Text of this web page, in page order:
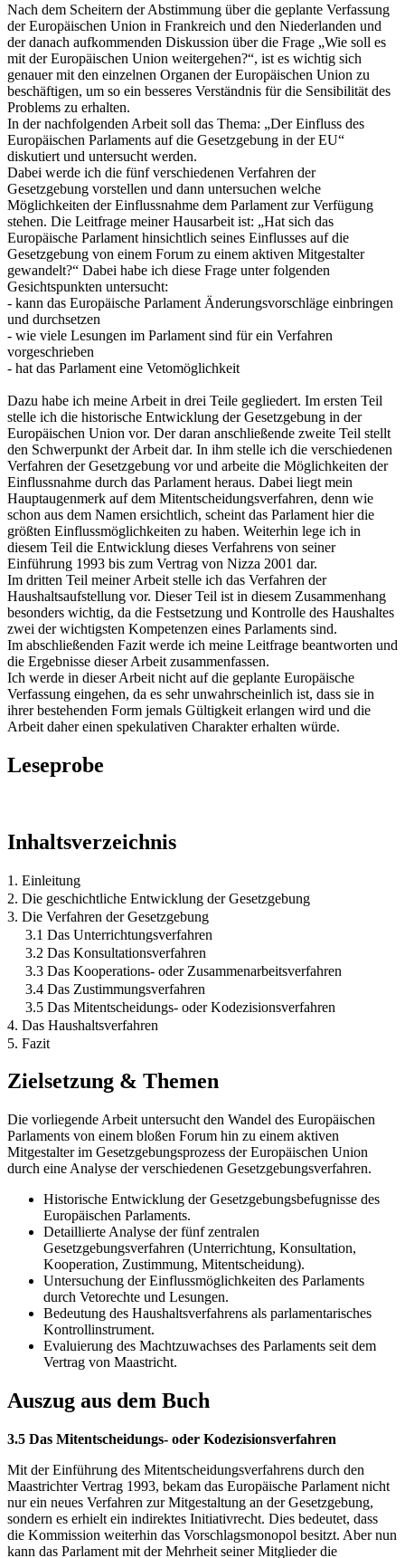
Nach dem Scheitern der Abstimmung über die geplante Verfassung
der Europäischen Union in Frankreich und den Niederlanden und
der danach aufkommenden Diskussion über die Frage „Wie soll es
mit der Europäischen Union weitergehen?“, ist es wichtig sich
genauer mit den einzelnen Organen der Europäischen Union zu
beschäftigen, um so ein besseres Verständnis für die Sensibilität des
Problems zu erhalten.
In der nachfolgenden Arbeit soll das Thema: „Der Einfluss des
Europäischen Parlaments auf die Gesetzgebung in der EU“
diskutiert und untersucht werden.
Dabei werde ich die fünf verschiedenen Verfahren der
Gesetzgebung vorstellen und dann untersuchen welche
Möglichkeiten der Einflussnahme dem Parlament zur Verfügung
stehen. Die Leitfrage meiner Hausarbeit ist: „Hat sich das
Europäische Parlament hinsichtlich seines Einflusses auf die
Gesetzgebung von einem Forum zu einem aktiven Mitgestalter
gewandelt?“ Dabei habe ich diese Frage unter folgenden
Gesichtspunkten untersucht:
- kann das Europäische Parlament Änderungsvorschläge einbringen
und durchsetzen
- wie viele Lesungen im Parlament sind für ein Verfahren
vorgeschrieben
- hat das Parlament eine Vetomöglichkeit
Dazu habe ich meine Arbeit in drei Teile gegliedert. Im ersten Teil
stelle ich die historische Entwicklung der Gesetzgebung in der
Europäischen Union vor. Der daran anschließende zweite Teil stellt
den Schwerpunkt der Arbeit dar. In ihm stelle ich die verschiedenen
Verfahren der Gesetzgebung vor und arbeite die Möglichkeiten der
Einflussnahme durch das Parlament heraus. Dabei liegt mein
Hauptaugenmerk auf dem Mitentscheidungsverfahren, denn wie
schon aus dem Namen ersichtlich, scheint das Parlament hier die
größten Einflussmöglichkeiten zu haben. Weiterhin lege ich in
diesem Teil die Entwicklung dieses Verfahrens von seiner
Einführung 1993 bis zum Vertrag von Nizza 2001 dar.
Im dritten Teil meiner Arbeit stelle ich das Verfahren der
Haushaltsaufstellung vor. Dieser Teil ist in diesem Zusammenhang
besonders wichtig, da die Festsetzung und Kontrolle des Haushaltes
zwei der wichtigsten Kompetenzen eines Parlaments sind.
Im abschließenden Fazit werde ich meine Leitfrage beantworten und
die Ergebnisse dieser Arbeit zusammenfassen.
Ich werde in dieser Arbeit nicht auf die geplante Europäische
Verfassung eingehen, da es sehr unwahrscheinlich ist, dass sie in
ihrer bestehenden Form jemals Gültigkeit erlangen wird und die
Arbeit daher einen spekulativen Charakter erhalten würde.
Leseprobe
Inhaltsverzeichnis
1. Einleitung
2. Die geschichtliche Entwicklung der Gesetzgebung
3. Die Verfahren der Gesetzgebung
3.1 Das Unterrichtungsverfahren
3.2 Das Konsultationsverfahren
3.3 Das Kooperations- oder Zusammenarbeitsverfahren
3.4 Das Zustimmungsverfahren
3.5 Das Mitentscheidungs- oder Kodezisionsverfahren
4. Das Haushaltsverfahren
5. Fazit
Zielsetzung & Themen
Die vorliegende Arbeit untersucht den Wandel des Europäischen
Parlaments von einem bloßen Forum hin zu einem aktiven
Mitgestalter im Gesetzgebungsprozess der Europäischen Union
durch eine Analyse der verschiedenen Gesetzgebungsverfahren.
Historische Entwicklung der Gesetzgebungsbefugnisse des
Europäischen Parlaments.
Detaillierte Analyse der fünf zentralen
Gesetzgebungsverfahren (Unterrichtung, Konsultation,
Kooperation, Zustimmung, Mitentscheidung).
Untersuchung der Einflussmöglichkeiten des Parlaments
durch Vetorechte und Lesungen.
Bedeutung des Haushaltsverfahrens als parlamentarisches
Kontrollinstrument.
Evaluierung des Machtzuwachses des Parlaments seit dem
Vertrag von Maastricht.
Auszug aus dem Buch
3.5 Das Mitentscheidungs- oder Kodezisionsverfahren
Mit der Einführung des Mitentscheidungsverfahrens durch den
Maastrichter Vertrag 1993, bekam das Europäische Parlament nicht
nur ein neues Verfahren zur Mitgestaltung an der Gesetzgebung,
sondern es erhielt ein indirektes Initiativrecht. Dies bedeutet, dass
die Kommission weiterhin das Vorschlagsmonopol besitzt. Aber nun
kann das Parlament mit der Mehrheit seiner Mitglieder die